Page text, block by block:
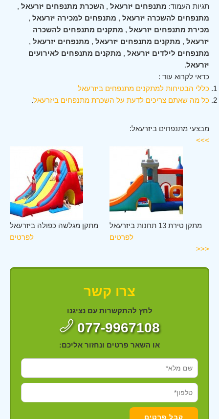
תגיות העמוד: מתנפחים יזרעאל , השכרת מתנפחים יזרעאל ,
מתנפחים להשכרה יזרעאל , מתנפחים למכירה יזרעאל ,
מכירת מתנפחים יזרעאל , מתקנים מתנפחים להשכרה
יזרעאל , מתקנים מתנפחים יזרעאל , מתנפחים יזרעאל ,
מתנפחים לילדים יזרעאל , מתקנים מתנפחים לאירועים
יזרעאל.
כדאי לקרוא עוד :
כללי הבטיחות למתקנים מתנפחים ביזרעאל
כל מה שאתם צריכים לדעת על השכרת מתנפחים ביזרעאל.
מבצעי מתנפחים ביזרעאל:
>>>
מתקן מגלשה כפולה ביזרעאל
לפרטים
מתקן טירת 13 תחנות ביזרעאל
לפרטים
<<<
צרו קשר
לחץ להתקשרות עם נציגנו
077-9967108
או השאר פרטים ונחזור אליכם: